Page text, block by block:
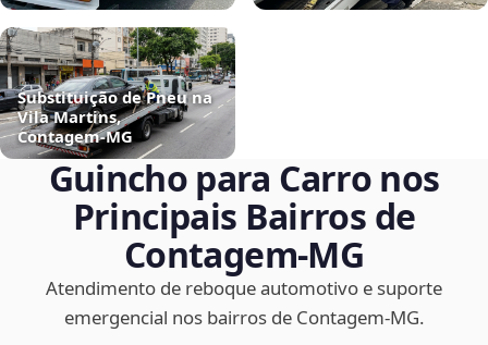
Substituição de Pneu na
Vila Martins,
Contagem‑MG
Guincho para Carro nos
Principais Bairros de
Contagem‑MG
Atendimento de reboque automotivo e suporte
emergencial nos bairros de Contagem‑MG.